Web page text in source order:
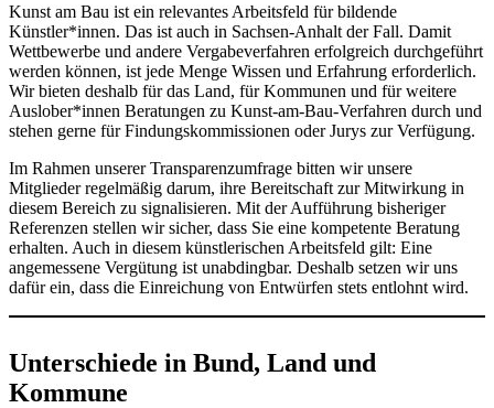
Kunst am Bau ist ein relevantes Arbeitsfeld für bildende
Künstler*innen. Das ist auch in Sachsen-Anhalt der Fall. Damit
Wettbewerbe und andere Vergabeverfahren erfolgreich durchgeführt
werden können, ist jede Menge Wissen und Erfahrung erforderlich.
Wir bieten deshalb für das Land, für Kommunen und für weitere
Auslober*innen Beratungen zu Kunst-am-Bau-Verfahren durch und
stehen gerne für Findungskommissionen oder Jurys zur Verfügung.
Im Rahmen unserer Transparenzumfrage bitten wir unsere
Mitglieder regelmäßig darum, ihre Bereitschaft zur Mitwirkung in
diesem Bereich zu signalisieren. Mit der Aufführung bisheriger
Referenzen stellen wir sicher, dass Sie eine kompetente Beratung
erhalten. Auch in diesem künstlerischen Arbeitsfeld gilt: Eine
angemessene Vergütung ist unabdingbar. Deshalb setzen wir uns
dafür ein, dass die Einreichung von Entwürfen stets entlohnt wird.
Unterschiede in Bund, Land und
Kommune